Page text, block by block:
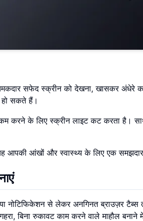
सफेद स्क्रीन को देखना, खासकर अंधेरे
हो सकते हैं।
करने के लिए स्क्रीन लाइट कट करता है।
आपकी आंखों और स्वास्थ्य के लिए एक
नोटिफिकेशन से लेकर अनगिनत ब्राउज़र टैब्स
बिना रुकावट काम करने वाले माहौल